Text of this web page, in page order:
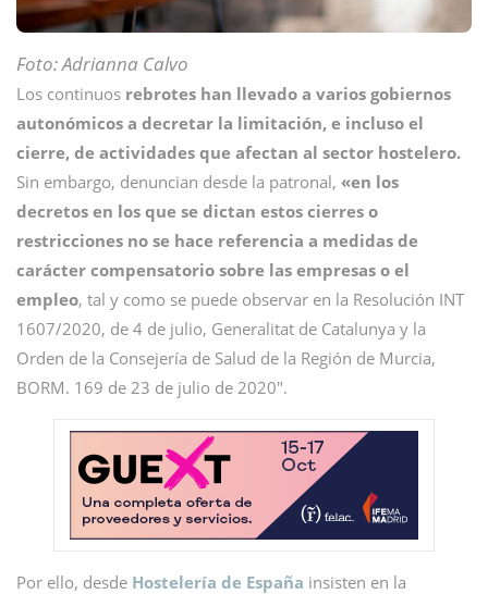
Foto: Adrianna Calvo
Los continuos rebrotes han llevado a varios gobiernos
autonómicos a decretar la limitación, e incluso el
cierre, de actividades que afectan al sector hostelero.
Sin embargo, denuncian desde la patronal, «en los
decretos en los que se dictan estos cierres o
restricciones no se hace referencia a medidas de
carácter compensatorio sobre las empresas o el
empleo, tal y como se puede observar en la Resolución INT
1607/2020, de 4 de julio, Generalitat de Catalunya y la
Orden de la Consejería de Salud de la Región de Murcia,
BORM. 169 de 23 de julio de 2020″.
Por ello, desde Hostelería de España insisten en la